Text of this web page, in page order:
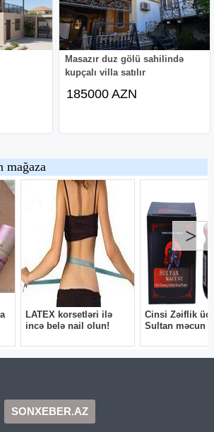
Masazır duz gölü sahilində
kupçalı villa satılır
185000 AZN
SONXEBER.AZ